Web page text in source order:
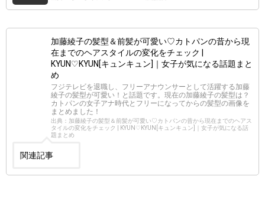
加藤綾子の髪型＆前髪が可愛い♡カトパンの昔から現
在までのヘアスタイルの変化をチェック |
KYUN♡KYUN[キュンキュン]｜女子が気になる話題まと
め
フジテレビを退職し、フリーアナウンサーとして活躍する加藤
綾子の髪型が可愛い！と話題です。現在の加藤綾子の髪型は？
カトパンの女子アナ時代とフリーになってからの髪型の画像を
まとめました！
出典：加藤綾子の髪型＆前髪が可愛い♡カトパンの昔から現在までのヘアス
タイルの変化をチェック | KYUN♡KYUN[キュンキュン]｜女子が気になる話
題まとめ
関連記事